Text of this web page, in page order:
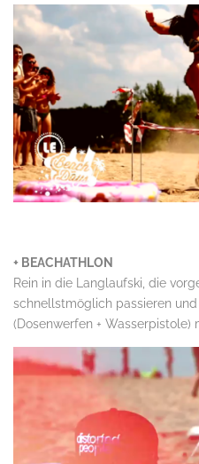
+ BEACHATHLON
Rein in die Langlaufski, die
schnellstmöglich passieren
(Dosenwerfen + Wasserpistole)